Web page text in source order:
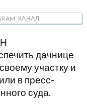
КАНАЛ
дачнице
участку и
в пресс-
суда.